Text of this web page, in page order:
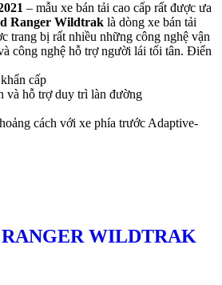
– mẫu xe bán tải cao cấp rất được ưa
Ranger Wildtrak là dòng xe bán tải
trang bị rất nhiều những công nghệ vận
công nghệ hỗ trợ người lái tối tân. Điển
cấp
và hỗ trợ duy trì làn đường
cách với xe phía trước Adaptive-
WILDTRAK